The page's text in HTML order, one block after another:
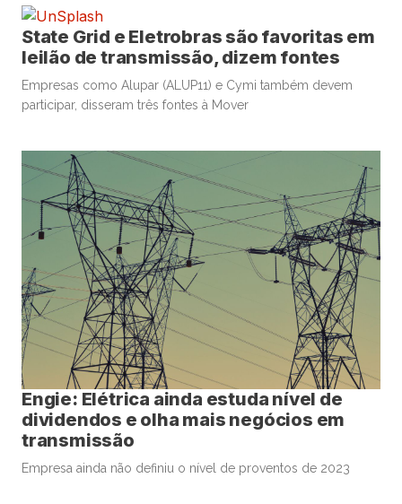
State Grid e Eletrobras são favoritas em
leilão de transmissão, dizem fontes
Empresas como Alupar (ALUP11) e Cymi também devem
participar, disseram três fontes à Mover
Engie: Elétrica ainda estuda nível de
dividendos e olha mais negócios em
transmissão
Empresa ainda não definiu o nível de proventos de 2023